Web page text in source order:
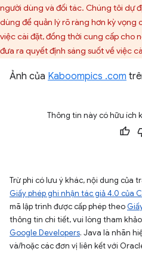
người dùng và đối tác. Chúng tôi dự
dùng để quản lý rõ ràng hơn kỳ vọng
việc cài đặt, đồng thời cung cấp cho
đưa ra quyết định sáng suốt về việc
Ảnh của Kaboompics .com
Thông tin này có hữu ích
Trừ phi có lưu ý khác, nội dung của
Giấy phép ghi nhận tác giả 4.0 của
mã lập trình được cấp phép theo
thông tin chi tiết, vui lòng tham khảo
Google Developers. Java là nhãn
và/hoặc các đơn vị liên kết với